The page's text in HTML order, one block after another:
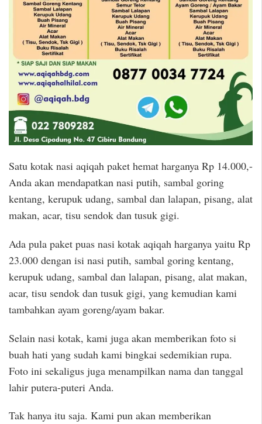
Satu kotak nasi aqiqah paket hemat harganya Rp 14.000,-
Anda akan mendapatkan nasi putih, sambal goring
kentang, kerupuk udang, sambal dan lalapan, pisang, alat
makan, acar, tisu sendok dan tusuk gigi.
Ada pula paket puas nasi kotak aqiqah harganya yaitu Rp
23.000 dengan isi nasi putih, sambal goring kentang,
kerupuk udang, sambal dan lalapan, pisang, alat makan,
acar, tisu sendok dan tusuk gigi, yang kemudian kami
tambahkan ayam goreng/ayam bakar.
Selain nasi kotak, kami juga akan memberikan foto si
buah hati yang sudah kami bingkai sedemikian rupa.
Foto ini sekaligus juga menampilkan nama dan tanggal
lahir putera-puteri Anda.
Tak hanya itu saja. Kami pun akan memberikan